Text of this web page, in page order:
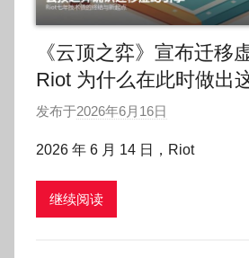
《云顶之弈》宣布迁移
Riot 为什么在此时做出
发布于2026年6月16日
:
2026 年 6 月 14 日，Riot
继续阅读